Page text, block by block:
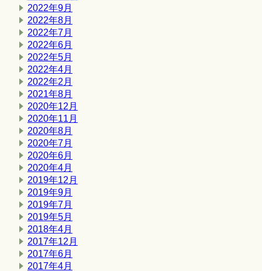
2022年9月
2022年8月
2022年7月
2022年6月
2022年5月
2022年4月
2022年2月
2021年8月
2020年12月
2020年11月
2020年8月
2020年7月
2020年6月
2020年4月
2019年12月
2019年9月
2019年7月
2019年5月
2018年4月
2017年12月
2017年6月
2017年4月